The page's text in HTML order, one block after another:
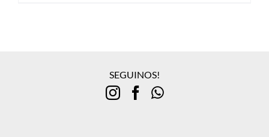
SEGUINOS!